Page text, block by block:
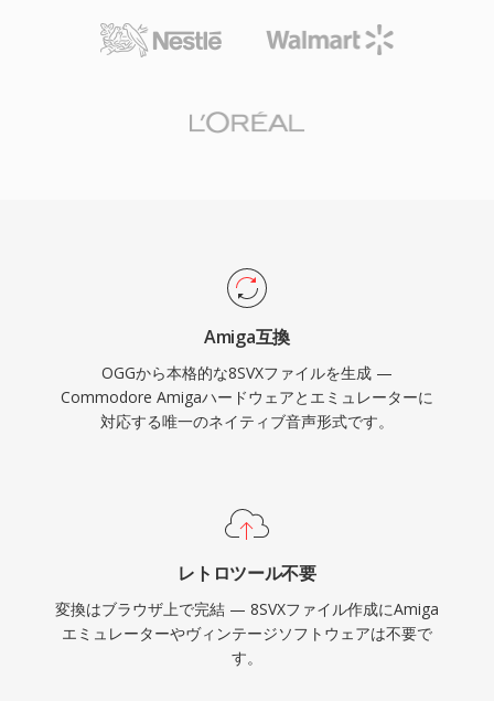
Amiga互換
OGGから本格的な8SVXファイルを生成 —
Commodore Amigaハードウェアとエミュレーターに
対応する唯一のネイティブ音声形式です。
レトロツール不要
変換はブラウザ上で完結 — 8SVXファイル作成にAmiga
エミュレーターやヴィンテージソフトウェアは不要で
す。